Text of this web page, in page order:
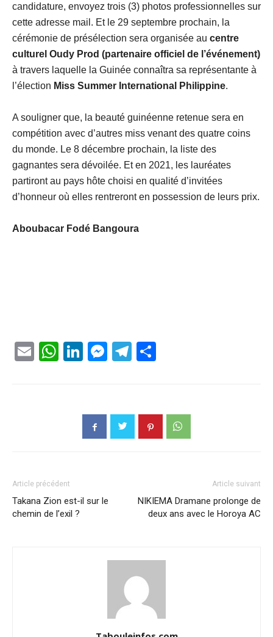
candidature, envoyez trois (3) photos professionnelles sur
cette adresse mail. Et le 29 septembre prochain, la
cérémonie de présélection sera organisée au centre
culturel Oudy Prod (partenaire officiel de l’événement)
à travers laquelle la Guinée connaîtra sa représentante à
l’élection Miss Summer International Philippine.
A souligner que, la beauté guinéenne retenue sera en
compétition avec d’autres miss venant des quatre coins
du monde. Le 8 décembre prochain, la liste des
gagnantes sera dévoilée. Et en 2021, les lauréates
partiront au pays hôte choisi en qualité d’invitées
d’honneur où elles rentreront en possession de leurs prix.
Aboubacar Fodé Bangoura
EmailWhatsApp
LinkedIn
Messenger
Telegram
Article précédent
Takana Zion est-il sur le
chemin de l’exil ?
Article suivant
NIKIEMA Dramane prolonge de
deux ans avec le Horoya AC